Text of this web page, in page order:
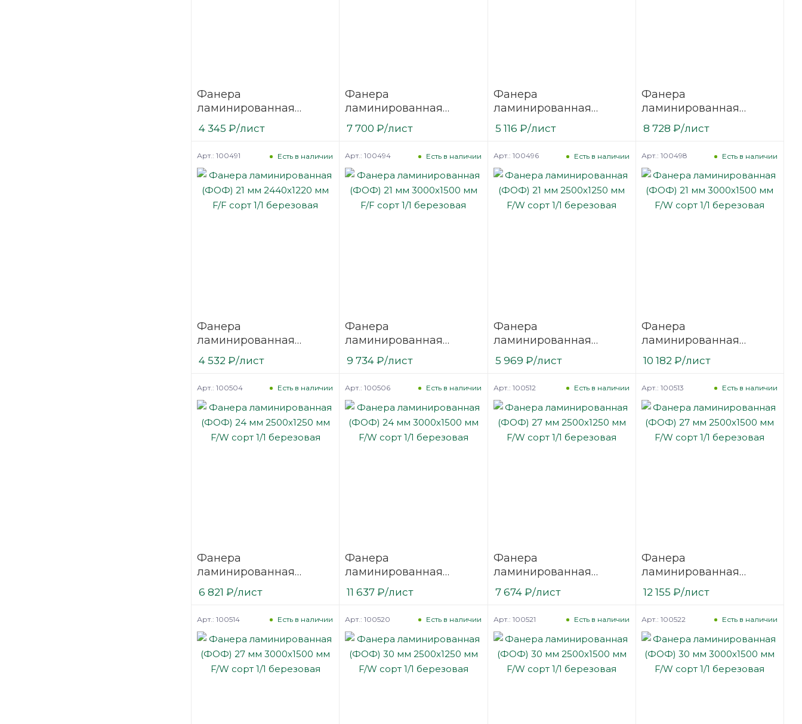
Фанера
ламинированная
(ФОФ) 15 мм 2500х1250
мм F/W сорт 1/1
4 345 ₽/лист
Фанера
ламинированная
(ФОФ) 15 мм 3000х1500
мм F/W сорт 1/1
7 700 ₽/лист
Фанера
ламинированная
(ФОФ) 18 мм 2500х1250
мм F/W сорт 1/1
5 116 ₽/лист
Фанера
ламинированная
(ФОФ) 18 мм 3000х1500
мм F/W сорт 1/1
8 728 ₽/лист
Фанера
ламинированная
(ФОФ) 21 мм 2440х1220
мм F/F сорт 1/1
Есть в наличии
Арт.: 100491
4 532 ₽/лист
Фанера
ламинированная
(ФОФ) 21 мм 3000х1500
мм F/F сорт 1/1
Есть в наличии
Арт.: 100494
9 734 ₽/лист
Фанера
ламинированная
(ФОФ) 21 мм 2500х1250
мм F/W сорт 1/1
Есть в наличии
Арт.: 100496
5 969 ₽/лист
Фанера
ламинированная
(ФОФ) 21 мм 3000х1500
мм F/W сорт 1/1
Есть в наличии
Арт.: 100498
10 182 ₽/лист
Фанера
ламинированная
(ФОФ) 24 мм 2500х1250
мм F/W сорт 1/1
Есть в наличии
Арт.: 100504
6 821 ₽/лист
Фанера
ламинированная
(ФОФ) 24 мм 3000х1500
мм F/W сорт 1/1
Есть в наличии
Арт.: 100506
11 637 ₽/лист
Фанера
ламинированная
(ФОФ) 27 мм 2500х1250
мм F/W сорт 1/1
Есть в наличии
Арт.: 100512
7 674₽/лист
Фанера
ламинированная
(ФОФ) 27 мм 2500х1500
мм F/W сорт 1/1
Есть в наличии
Арт.: 100513
12 155 ₽/лист
Есть в наличии
Арт.: 100514 Есть в наличии
Арт.: 100520 Есть в наличии
Арт.: 100521 Есть в наличии
Арт.: 100522